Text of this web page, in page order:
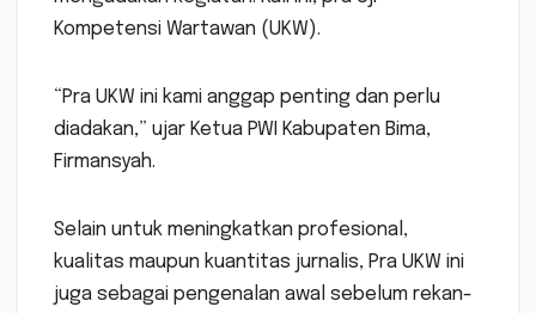
Kompetensi Wartawan (UKW).
“Pra UKW ini kami anggap penting dan perlu
diadakan,” ujar Ketua PWI Kabupaten Bima,
Firmansyah.
Selain untuk meningkatkan profesional,
kualitas maupun kuantitas jurnalis, Pra UKW ini
juga sebagai pengenalan awal sebelum rekan-